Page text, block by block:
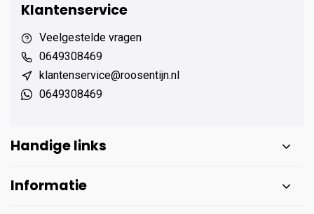
Klantenservice
Veelgestelde vragen
0649308469
klantenservice@roosentijn.nl
0649308469
Handige links
Informatie